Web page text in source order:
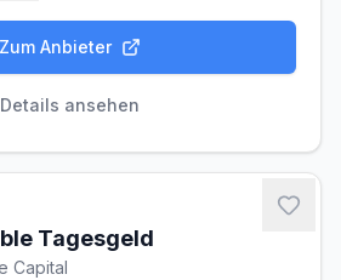
bis100.000 €
VERLÄNGERUNG
MAXIMALEINLAGE
Zum Anbieter
Details ansehen
Tagesgeld
Capital